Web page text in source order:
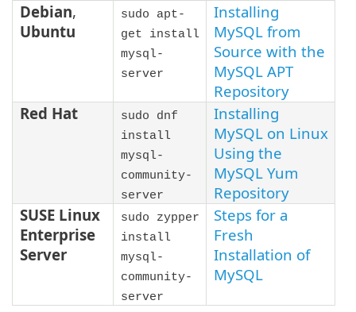
Debian,
Ubuntu
sudo apt-
get install
mysql-
server
Installing
MySQL from
Source with the
MySQL APT
Repository
Red Hat
sudo dnf
install
mysql-
community-
server
Installing
MySQL on Linux
Using the
MySQL Yum
Repository
SUSE Linux
Enterprise
Server
sudo zypper
install
mysql-
community-
server
Steps for a
Fresh
Installation of
MySQL